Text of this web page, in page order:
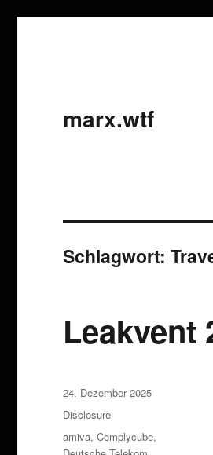
marx.wtf
Schlagwort:
Leakvent
Veröffentlicht
am
24. Dezember 2025
Kategorien
Disclosure
Schlagwörter
amiva,Complycube,